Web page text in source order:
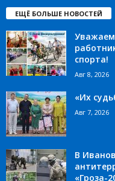
ЕЩЁ БОЛЬШЕ НОВОСТЕЙ
спорта!
Авг 8, 2026
«Их
Авг 7, 2026
В
«Гроза-